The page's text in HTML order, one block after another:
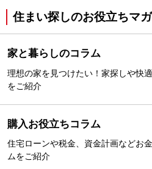
住まい探しのお役立ちマ
家と暮らしのコラム
理想の家を見つけたい！家探しや快
をご紹介
購入お役立ちコラム
住宅ローンや税金、資金計画などお
ムをご紹介